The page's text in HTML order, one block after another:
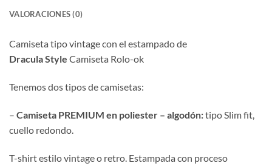
VALORACIONES (0)
Camiseta tipo vintage con el estampado de
Dracula Style Camiseta Rolo-ok
Tenemos dos tipos de camisetas:
– Camiseta PREMIUM en poliester – algodón:tipo Slim fit,
cuello redondo.
T-shirt estilo vintage o retro. Estampada con proceso